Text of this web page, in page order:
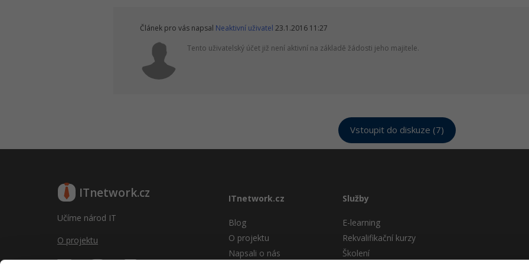
Článek pro vás napsal Neaktivní uživatel 23.1.2016 11:27
Tento uživatelský účet již není aktivní na základě žádosti jeho majitele.
Vstoupit do diskuze (7)
ITnetwork.cz
Učíme národ IT
O projektu
ITnetwork.cz
Blog
O projektu
Napsali o nás
Služby
E-learning
Rekvalifikační kurzy
Školení